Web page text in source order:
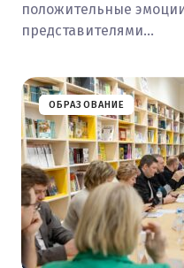
положительные
представителями…
ОБРАЗОВАНИЕ